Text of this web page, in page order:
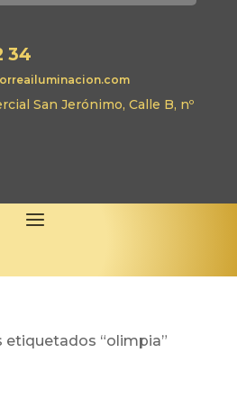
34
San Jerónimo, Calle B, nº
etiquetados “olimpia”